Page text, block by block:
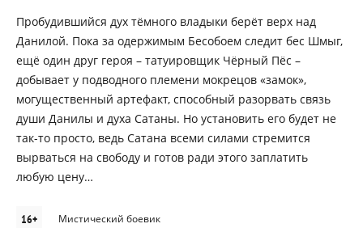
Пробудившийся дух тёмного владыки берёт верх над
Данилой. Пока за одержимым Бесобоем следит бес Шмыг,
ещё один друг героя – татуировщик Чёрный Пёс –
добывает у подводного племени мокрецов «замок»,
могущественный артефакт, способный разорвать связь
души Данилы и духа Сатаны. Но установить его будет не
так-то просто, ведь Сатана всеми силами стремится
вырваться на свободу и готов ради этого заплатить
любую цену…
16+ Мистический боевик